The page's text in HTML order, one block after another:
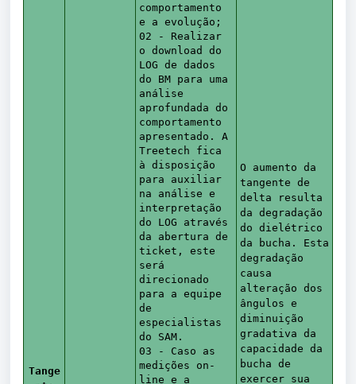
Tange
comportamento
e a evolução;
02 - Realizar
o download do
LOG de dados
do BM para uma
análise
aprofundada do
comportamento
apresentado. A
Treetech fica
à disposição
para auxiliar
na análise e
interpretação
do LOG através
da abertura de
ticket, este
será
direcionado
para a equipe
de
especialistas
do SAM.
03 - Caso as
medições on-
line e a
O aumento da
tangente de
delta resulta
da degradação
do dielétrico
da bucha. Esta
degradação
causa
alteração dos
ângulos e
diminuição
gradativa da
capacidade da
bucha de
exercer sua